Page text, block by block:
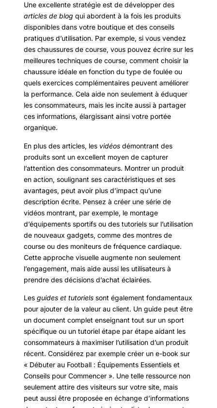
Une excellente stratégie est de développer des
articles de blog qui abordent à la fois les produits
disponibles dans votre boutique et des conseils
pratiques d’utilisation. Par exemple, si vous vendez
des chaussures de course, vous pouvez écrire sur les
meilleures techniques de course, comment choisir la
chaussure idéale en fonction du type de foulée ou
quels exercices complémentaires peuvent améliorer
la performance. Cela aide non seulement à éduquer
les consommateurs, mais les incite aussi à partager
ces informations, élargissant ainsi votre portée
organique.
En plus des articles, les vidéos démontrant des
produits sont un excellent moyen de capturer
l’attention des consommateurs. Montrer un produit
en action, soulignant ses caractéristiques et ses
avantages, peut avoir plus d’impact qu’une
description écrite. Pensez à créer une série de
vidéos montrant, par exemple, le montage
d’équipements sportifs ou des tutoriels sur l’utilisation
de nouveaux gadgets, comme des montres de
course ou des moniteurs de fréquence cardiaque.
Cette approche visuelle augmente non seulement
l’engagement, mais aide aussi les utilisateurs à
prendre des décisions d’achat éclairées.
Les guides et tutoriels sont également fondamentaux
pour ajouter de la valeur au client. Un guide peut être
un document complet enseignant tout sur un sport
spécifique ou un tutoriel étape par étape aidant les
consommateurs à maximiser l’utilisation d’un produit
récent. Considérez par exemple créer un e-book sur
« Débuter au Football : Équipements Essentiels et
Conseils pour Commencer ». Une telle ressource non
seulement attire des visiteurs sur votre site, mais
peut aussi être proposée en échange d’informations